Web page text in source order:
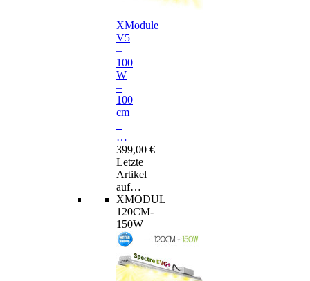
XModule
V5
–
100
W
–
100
cm
–
…
399,00 €
Letzte
Artikel
auf…
XMODUL
120CM-
150W